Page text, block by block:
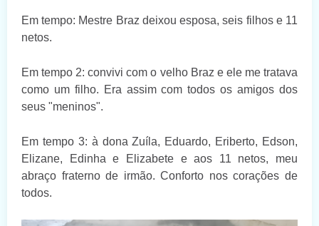
Em tempo: Mestre Braz deixou esposa, seis filhos e 11
netos.
Em tempo 2: convivi com o velho Braz e ele me tratava
como um filho. Era assim com todos os amigos dos
seus "meninos".
Em tempo 3: à dona Zuíla, Eduardo, Eriberto, Edson,
Elizane, Edinha e Elizabete e aos 11 netos, meu
abraço fraterno de irmão. Conforto nos corações de
todos.